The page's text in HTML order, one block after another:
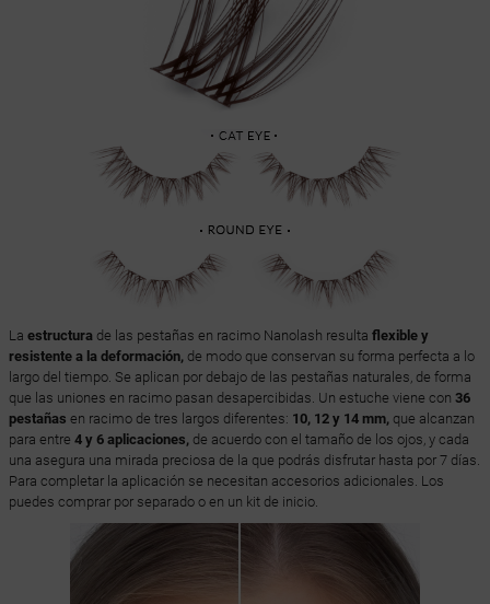
La estructurade las pestañas en racimo Nanolash resulta flexible y
resistente a la deformación,de modo que conservan su forma perfecta a lo
largo del tiempo. Se aplican por debajo de las pestañas naturales, de forma
que las uniones en racimo pasan desapercibidas. Un estuche viene con 36
pestañas en racimo de tres largos diferentes: 10, 12 y 14 mm,que alcanzan
para entre 4 y 6 aplicaciones,de acuerdo con el tamaño de los ojos, y cada
una asegura una mirada preciosa de la que podrás disfrutar hasta por 7 días.
Para completar la aplicación se necesitan accesorios adicionales. Los
puedes comprar por separado o en un kit de inicio.